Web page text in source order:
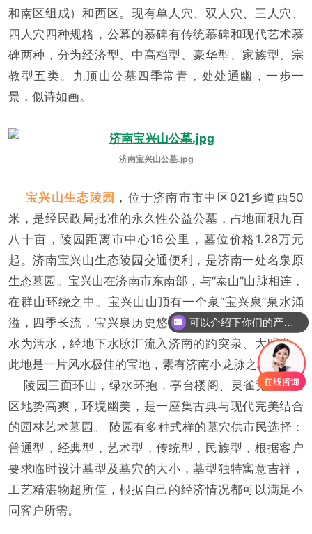
和南区组成）和西区。现有单人穴、双人穴、三人穴、
四人穴四种规格，公幕的慕碑有传统慕碑和现代艺术慕
碑两种，分为经济型、中高档型、豪华型、家族型、宗
教型五类。九顶山公墓四季常青，处处通幽，一步一
景，似诗如画。
济南宝兴山公墓.jpg
宝兴山生态陵园 ，位于济南市市中区021乡道西50
米，是经民政局批准的永久性公益公墓，占地面积九百
八十亩，陵园距离市中心16公里，墓位价格1.28万元
起。济南宝兴山生态陵园交通便利，是济南一处名泉原
生态墓园。宝兴山在济南市东南部，与“泰山”山脉相连，
在群山环绕之中。宝兴山山顶有一个泉“宝兴泉”泉水涌
溢，四季长流，宝兴泉历史悠久，宝兴山公墓的宝兴泉
水为活水，经地下水脉汇流入济南的趵突泉、大明湖，
此地是一片风水极佳的宝地，素有济南小龙脉之称。
陵园三面环山，绿水环抱，亭台楼阁、灵雀竞屏，园
区地势高爽，环境幽美，是一座集古典与现代完美结合
的园林艺术墓园。 陵园有多种式样的墓穴供市民选择：
普通型，经典型，艺术型，传统型，民族型，根据客户
要求临时设计墓型及墓穴的大小，墓型独特寓意吉祥，
工艺精湛物超所值，根据自己的经济情况都可以满足不
同客户所需。
可以介绍下你们的产品么